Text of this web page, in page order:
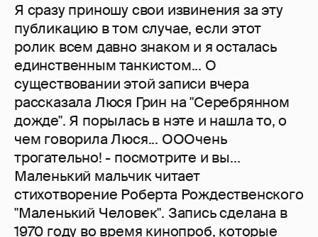
Я сразу приношу свои извинения за эту
публикацию в том случае, если этот
ролик всем давно знаком и я осталась
единственным танкистом... О
существовании этой записи вчера
рассказала Люся Грин на "Серебрянном
дожде". Я порылась в нэте и нашла то, о
чем говорила Люся... ОООчень
трогательно! - посмотрите и вы...
Маленький мальчик читает
стихотворение Роберта Рождественского
"Маленький Человек". Запись сделана в
1970 году во время кинопроб, которые